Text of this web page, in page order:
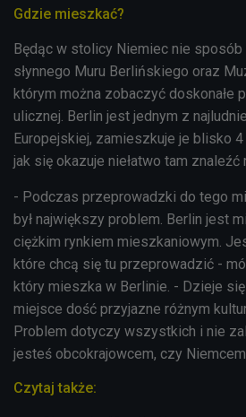
Gdzie mieszkać?
Będąc w stolicy Niemiec nie
słynnego Muru Berlińskiego oraz
którym można zobaczyć doskonałe
ulicznej. Berlin jest jednym z
Europejskiej, zamieszkuje je blisko
jak się okazuje niełatwo tam znaleźć
- Podczas przeprowadzki do tego
był największy problem. Berlin jest
ciężkim rynkiem mieszkaniowym.
które chcą się tu przeprowadzić -
który mieszka w Berlinie. - Dzieje
miejsce dość przyjazne różnym
Problem dotyczy wszystkich i nie
jesteś obcokrajowcem, czy
Czytaj także: